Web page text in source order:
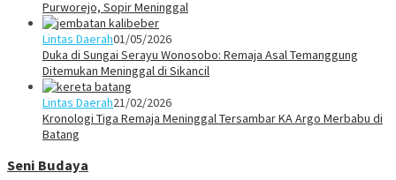
Purworejo, Sopir Meninggal
Lintas Daerah01/05/2026
Duka di Sungai Serayu Wonosobo: Remaja Asal Temanggung
Ditemukan Meninggal di Sikancil
Lintas Daerah21/02/2026
Kronologi Tiga Remaja Meninggal Tersambar KA Argo Merbabu di
Batang
Seni Budaya